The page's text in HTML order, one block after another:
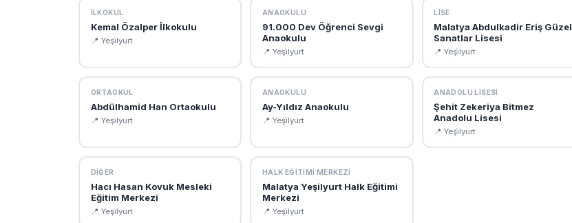
İLKOKUL
Kemal Özalper İlkokulu
📍 Yeşi̇lyurt
ANAOKULU
91.000 Dev Öğrenci Sevgi
Anaokulu
📍 Yeşi̇lyurt
LISE
Malatya Abdulkadir Eriş Güzel
Sanatlar Lisesi
📍 Yeşi̇lyurt
ORTAOKUL
Abdülhamid Han Ortaokulu
📍 Yeşi̇lyurt
ANAOKULU
Ay-Yıldız Anaokulu
📍 Yeşi̇lyurt
ANADOLU LISESI
Şehit Zekeriya Bitmez
Anadolu Lisesi
📍 Yeşi̇lyurt
DIĞER
Hacı Hasan Kovuk Mesleki
Eğitim Merkezi
📍 Yeşi̇lyurt
HALK EĞITIMI MERKEZI
Malatya Yeşilyurt Halk Eğitimi
Merkezi
📍 Yeşi̇lyurt